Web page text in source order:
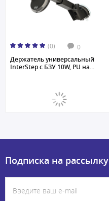
(0) 0
Держатель универсальный
InterStep с БЗУ 10W, PU на...
Подписка на рассылку